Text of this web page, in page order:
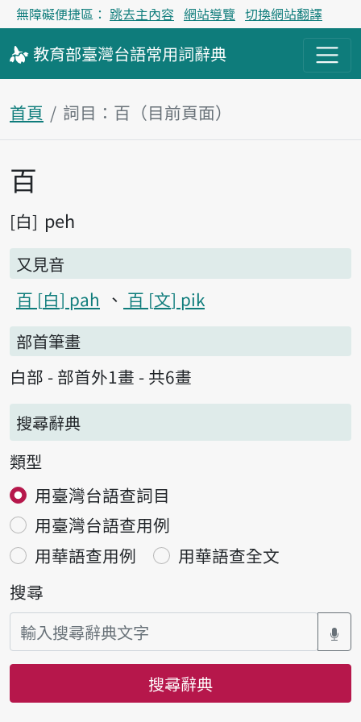
無障礙便捷區： 跳去主內容 網站導覽 切換網站翻譯
教育部臺灣台語常用詞辭典
首頁 詞目：百（目前頁面）
主內容區塊
百
白 peh
又見音
百 白 pah 百 文 pik
部首筆畫
白部 - 部首外1畫 - 共6畫
搜尋辭典
類型
用臺灣台語查詞目
用臺灣台語查用例
用華語查用例
用華語查全文
搜尋
搜尋辭典